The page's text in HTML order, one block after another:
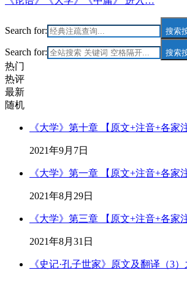
Search for: 搜索
Search for: 搜索
热门
热评
最新
随机
《大学》第十章 【原文+注音+各家
2021年9月7日
《大学》第一章 【原文+注音+各家
2021年8月29日
《大学》第三章 【原文+注音+各家
2021年8月31日
《史记·孔子世家》原文及翻译（3